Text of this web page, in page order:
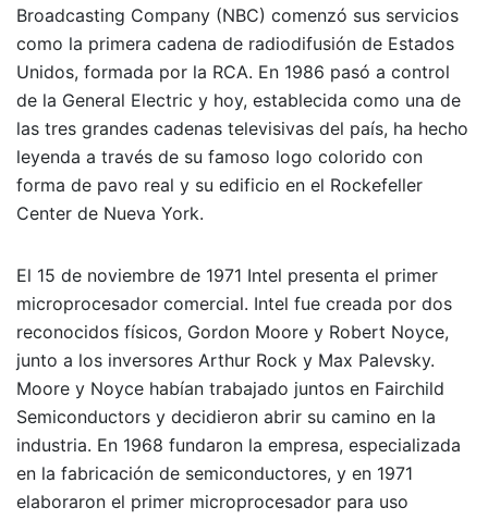
Broadcasting Company (NBC) comenzó sus servicios
como la primera cadena de radiodifusión de Estados
Unidos, formada por la RCA. En 1986 pasó a control
de la General Electric y hoy, establecida como una de
las tres grandes cadenas televisivas del país, ha hecho
leyenda a través de su famoso logo colorido con
forma de pavo real y su edificio en el Rockefeller
Center de Nueva York.
El 15 de noviembre de 1971 Intel presenta el primer
microprocesador comercial. Intel fue creada por dos
reconocidos físicos, Gordon Moore y Robert Noyce,
junto a los inversores Arthur Rock y Max Palevsky.
Moore y Noyce habían trabajado juntos en Fairchild
Semiconductors y decidieron abrir su camino en la
industria. En 1968 fundaron la empresa, especializada
en la fabricación de semiconductores, y en 1971
elaboraron el primer microprocesador para uso